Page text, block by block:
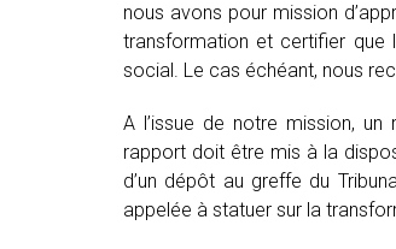
nous avons pour mission
transformation et certifier
social. Le cas échéant, nous
A l’issue de notre mission,
rapport doit être mis à la
d’un dépôt au greffe du
appelée à statuer sur la